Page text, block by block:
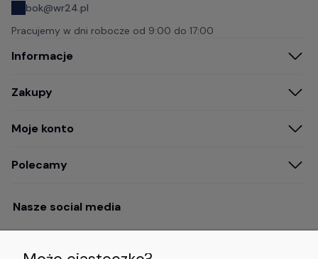
bok@wr24.pl
Pracujemy w dni robocze od 9:00 do 17:00
Informacje
Zakupy
Moje konto
Polecamy
Nasze social media